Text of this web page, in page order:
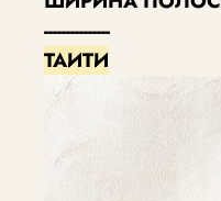
---------------
ТАИТИ